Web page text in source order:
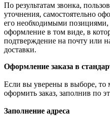
По результатам звонка,
уточнения, самостоятельно
его необходимыми позициями,
оформление в том виде, в
подтверждение на почту или
доставки.
Оформление заказа в
Если вы уверены в выборе, то
оформить заказ, заполнив по
Заполнение адреса